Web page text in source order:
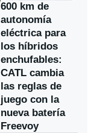
600 km de
autonomía
eléctrica para
los híbridos
enchufables:
CATL cambia
las reglas de
juego con la
nueva batería
Freevoy